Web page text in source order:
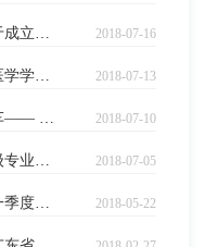
2018-07-16
中心的通知
2018-07-13
议 第二轮
2018-07-10
行总结
2018-07-05
员的通知
2018-05-22
展学习班”